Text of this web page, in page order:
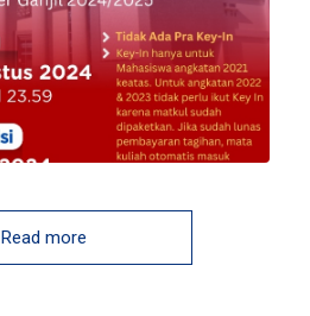
Read more